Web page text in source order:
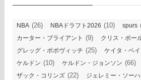
NBA (26) NBAドラフト2026 (10) spurs
カーター・ブライアント (9) クリス・ポー
グレッグ・ポポヴィッチ (25) ケイタ・ベ
ケルドン (10) ケルドン・ジョンソン (66)
ザック・コリンズ (22) ジェレミー・ソー